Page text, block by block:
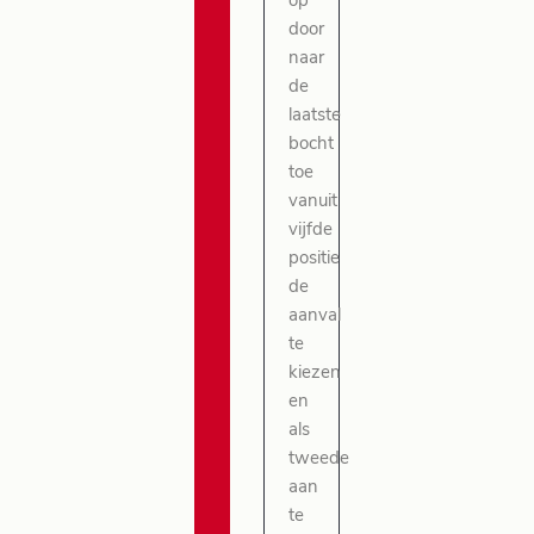
door
naar
de
laatste
bocht
toe
vanuit
vijfde
positie
de
aanval
te
kiezen
en
als
tweede
aan
te